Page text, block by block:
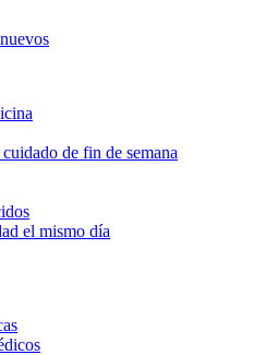
de fin de semana
el mismo día